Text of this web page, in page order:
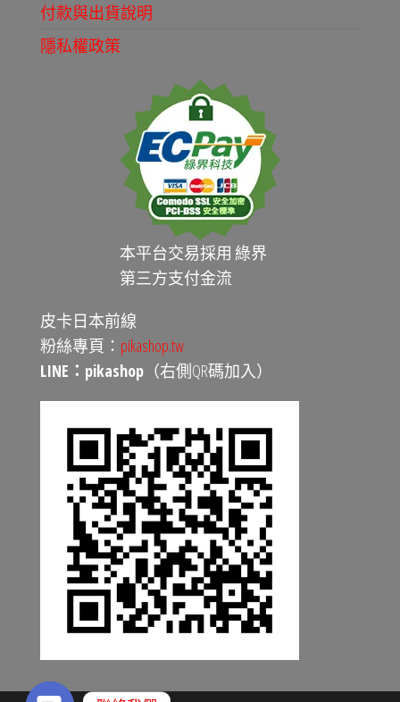
付款與出貨說明
隱私權政策
本平台交易採用 綠界
第三方支付金流
皮卡日本前線
粉絲專頁： pikashop.tw
LINE：pikashop （右側QR碼加入）